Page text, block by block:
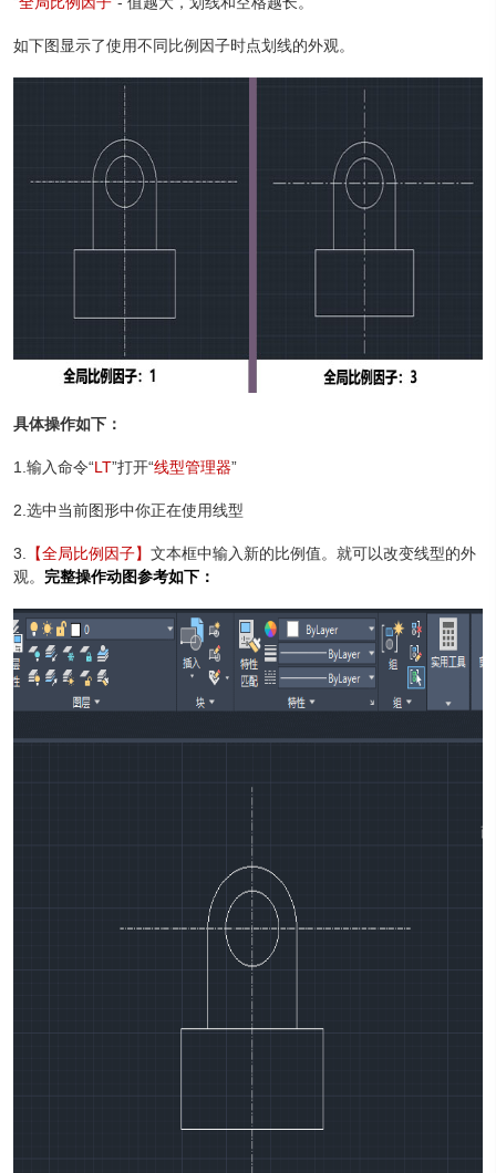
如下图显示了使用不同比例因子时点划线的外观。
具体操作如下：
1.输入命令“LT”打开“线型管理器”
2.选中当前图形中你正在使用线型
3. 【全局比例因子】 文本框中输入新的比例值。就可以改变线型的外
观。 完整操作动图参考如下：